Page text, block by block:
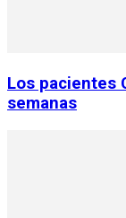
Los pacientes
semanas